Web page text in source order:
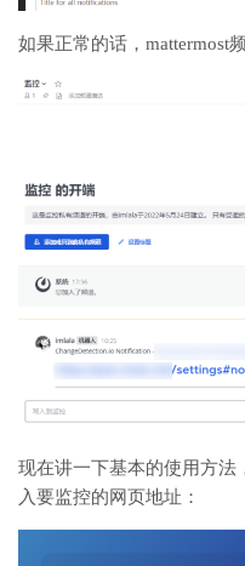
如果正常的话，mattermost
现在讲一下基本的使用方法
入要监控的网页地址：